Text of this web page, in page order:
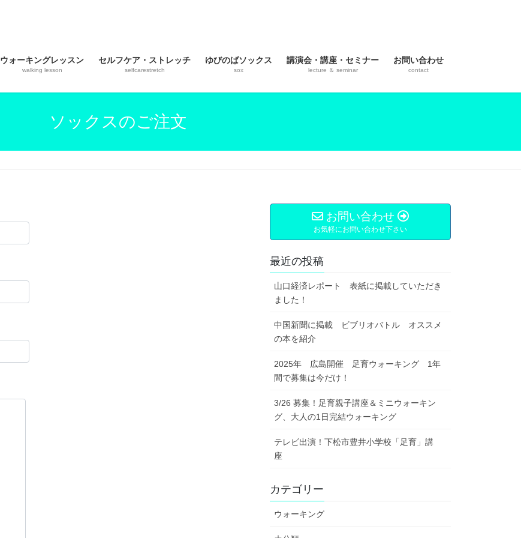
ウォーキングレッスン
walking lesson
セルフケア・ストレッチ
selfcarestretch
ゆびのばソックス
sox
講演会・講座・セミナー
lecture ＆ seminar
お問い合わせ
contact
ソックスのご注文
お問い合わせ
お気軽にお問い合わせ下さい
最近の投稿
山口経済レポート 表紙に掲載していただき
ました！
中国新聞に掲載 ビブリオバトル オススメ
の本を紹介
2025年 広島開催 足育ウォーキング 1年
間で募集は今だけ！
3/26 募集！足育親子講座＆ミニウォーキン
グ、大人の1日完結ウォーキング
テレビ出演！下松市豊井小学校「足育」講
座
カテゴリー
ウォーキング